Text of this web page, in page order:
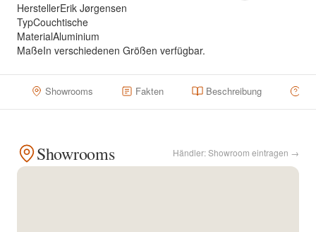
Objekte
Über uns
Kontakt
HerstellerErik Jørgensen
TypCouchtische
MaterialAluminium
MaßeIn verschiedenen Größen verfügbar.
Showrooms Fakten Beschreibung
Showrooms Händler: Showroom eintragen →